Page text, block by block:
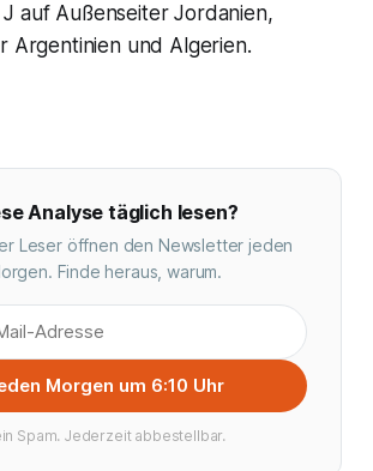
auf Außenseiter Jordanien,
Argentinien und Algerien.
Analyse täglich lesen?
Leser öffnen den Newsletter jeden
Finde heraus, warum.
Morgen um 6:10 Uhr
Spam. Jederzeit abbestellbar.